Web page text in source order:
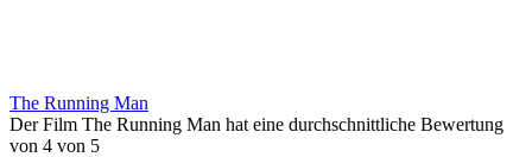
The Running Man
Der Film The Running Man hat eine durchschnittliche Bewertung
von 4 von 5